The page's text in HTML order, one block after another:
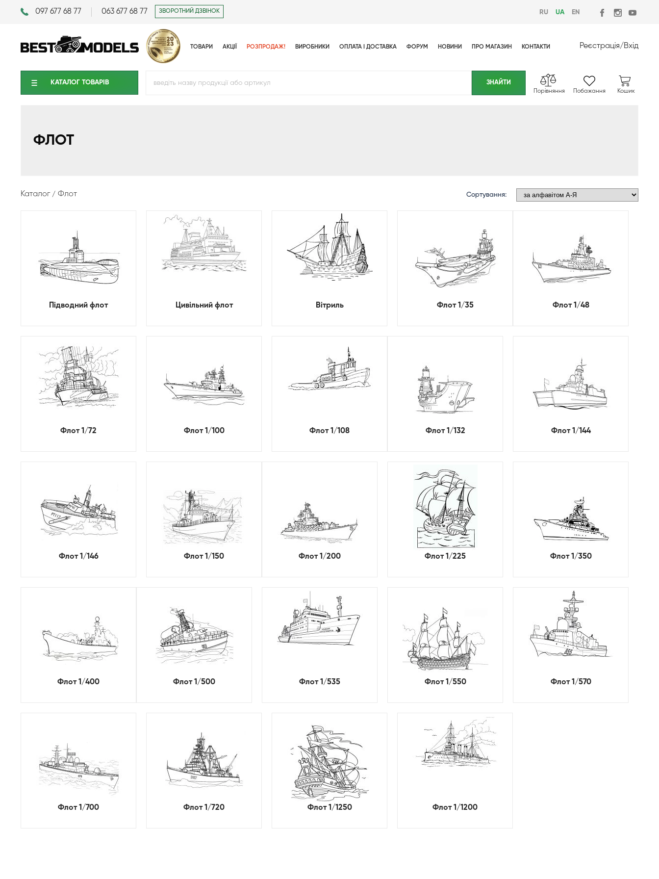
097 677 68 77 063 677 68 77 ЗВОРОТНИЙ ДЗВІНОК RU UA EN
ТОВАРИ АКЦІЇ РОЗПРОДАЖ! ВИРОБНИКИ ОПЛАТА І ДОСТАВКА ФОРУМ НОВИНИ ПРО МАГАЗИН КОНТАКТИ Реєстрація/Вхід
КАТАЛОГ ТОВАРIВ
Порівняння Побажання Кошик
ФЛОТ
Каталог Флот Сортування:
Підводний флот Цивільний флот Вітриль Флот 1/35 Флот 1/48
Флот 1/72 Флот 1/100 Флот 1/108 Флот 1/132 Флот 1/144
Флот 1/146 Флот 1/150 Флот 1/200 Флот 1/225 Флот 1/350
Флот 1/400 Флот 1/500 Флот 1/535 Флот 1/550 Флот 1/570
Флот 1/700 Флот 1/720 Флот 1/1250 Флот 1/1200